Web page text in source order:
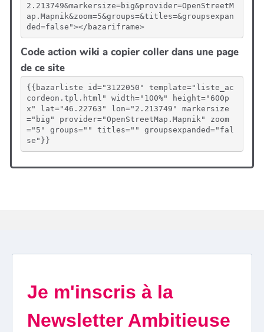
2.213749&markersize=big&provider=OpenStreetM
ap.Mapnik&zoom=5&groups=&titles=&groupsexpan
ded=false"></bazariframe>
Code action wiki a copier coller dans une page
de ce site
{{bazarliste id="3122050" template="liste_ac
cordeon.tpl.html" width="100%" height="600p
x" lat="46.22763" lon="2.213749" markersize
="big" provider="OpenStreetMap.Mapnik" zoom
="5" groups="" titles="" groupsexpanded="fal
se"}}